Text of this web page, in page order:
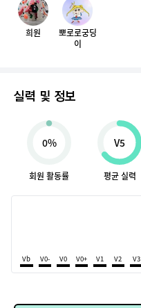
희원
뽀로로궁딩
이
실력 및 정보
0%
회원 활동률
V5
평균 실력
Vb V0- V0 V0+ V1 V2 V3